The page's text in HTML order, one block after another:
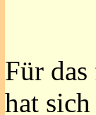
Für
hat